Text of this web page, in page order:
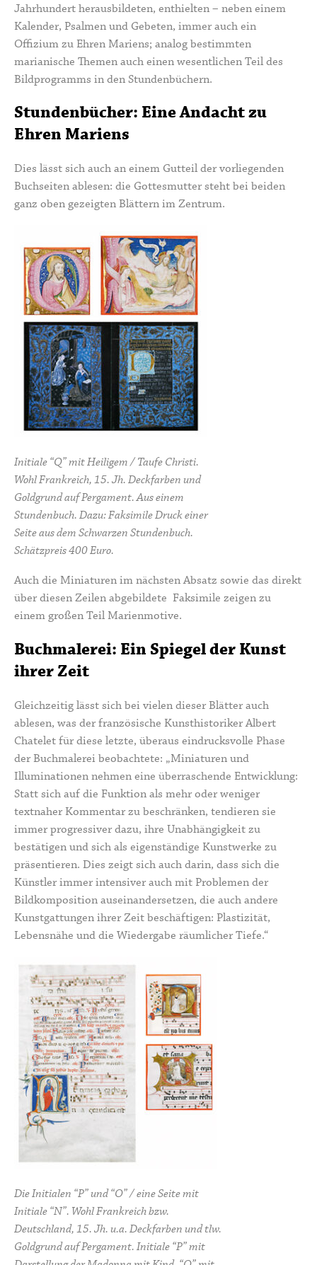
Jahrhundert herausbildeten, enthielten – neben einem
Kalender, Psalmen und Gebeten, immer auch ein
Offizium zu Ehren Mariens; analog bestimmten
marianische Themen auch einen wesentlichen Teil des
Bildprogramms in den Stundenbüchern.
Stundenbücher: Eine Andacht zu
Ehren Mariens
Dies lässt sich auch an einem Gutteil der vorliegenden
Buchseiten ablesen: die Gottesmutter steht bei beiden
ganz oben gezeigten Blättern im Zentrum.
Initiale “Q” mit Heiligem / Taufe Christi.
Wohl Frankreich, 15. Jh. Deckfarben und
Goldgrund auf Pergament. Aus einem
Stundenbuch. Dazu: Faksimile Druck einer
Seite aus dem Schwarzen Stundenbuch.
Schätzpreis 400 Euro.
Auch die Miniaturen im nächsten Absatz sowie das direkt
über diesen Zeilen abgebildete Faksimile zeigen zu
einem großen Teil Marienmotive.
Buchmalerei: Ein Spiegel der Kunst
ihrer Zeit
Gleichzeitig lässt sich bei vielen dieser Blätter auch
ablesen, was der französische Kunsthistoriker Albert
Chatelet für diese letzte, überaus eindrucksvolle Phase
der Buchmalerei beobachtete: „Miniaturen und
Illuminationen nehmen eine überraschende Entwicklung:
Statt sich auf die Funktion als mehr oder weniger
textnaher Kommentar zu beschränken, tendieren sie
immer progressiver dazu, ihre Unabhängigkeit zu
bestätigen und sich als eigenständige Kunstwerke zu
präsentieren. Dies zeigt sich auch darin, dass sich die
Künstler immer intensiver auch mit Problemen der
Bildkomposition auseinandersetzen, die auch andere
Kunstgattungen ihrer Zeit beschäftigen: Plastizität,
Lebensnähe und die Wiedergabe räumlicher Tiefe.“
Die Initialen “P” und “O” / eine Seite mit
Initiale “N”. Wohl Frankreich bzw.
Deutschland, 15. Jh. u.a. Deckfarben und tlw.
Goldgrund auf Pergament. Initiale “P” mit